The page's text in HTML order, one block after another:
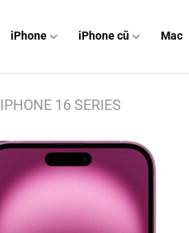
iPhone iPhone cũ Mac
IPHONE 16 SERIES